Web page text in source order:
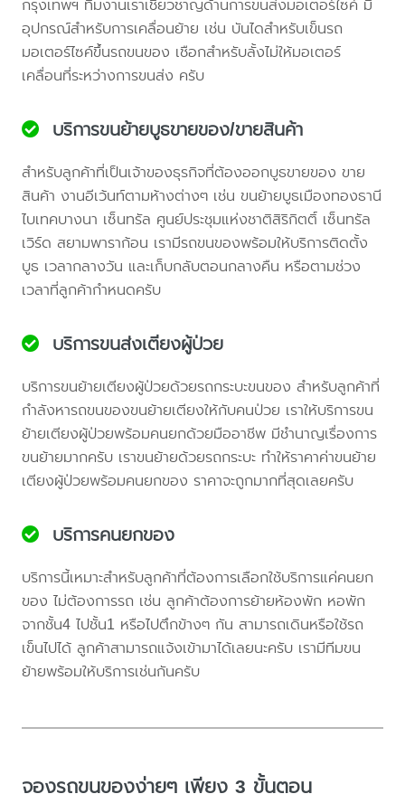
กรุงเทพฯ ทีมงานเราเชี่ยวชาญด้านการขนส่งมอเตอร์ไซค์ มี
อุปกรณ์สำหรับการเคลื่อนย้าย เช่น บันไดสำหรับเข็นรถ
มอเตอร์ไซค์ขึ้นรถขนของ เชือกสำหรับลั้งไม่ให้มอเตอร์
เคลื่อนที่ระหว่างการขนส่ง ครับ
บริการขนย้ายบูธขายของ/ขายสินค้า
สำหรับลูกค้าที่เป็นเจ้าของธุรกิจที่ต้องออกบูธขายของ ขาย
สินค้า งานอีเว้นท์ตามห้างต่างๆ เช่น ขนย้ายบูธเมืองทองธานี
ไบเทคบางนา เซ็นทรัล ศูนย์ประชุมแห่งชาติสิริกิตติ์ เซ็นทรัล
เวิร์ด สยามพาราก้อน เรามีรถขนของพร้อมให้บริการติดตั้ง
บูธ เวลากลางวัน และเก็บกลับตอนกลางคืน หรือตามช่วง
เวลาที่ลูกค้ากำหนดครับ
บริการขนส่งเตียงผู้ป่วย
บริการขนย้ายเตียงผู้ป่วยด้วยรถกระบะขนของ สำหรับลูกค้าที่
กำลังหารถขนของขนย้ายเตียงให้กับคนป่วย เราให้บริการขน
ย้ายเตียงผู้ป่วยพร้อมคนยกด้วยมืออาชีพ มีชำนาญเรื่องการ
ขนย้ายมากครับ เราขนย้ายด้วยรถกระบะ ทำให้ราคาค่าขนย้าย
เตียงผู้ป่วยพร้อมคนยกของ ราคาจะถูกมากที่สุดเลยครับ
บริการคนยกของ
บริการนี้เหมาะสำหรับลูกค้าที่ต้องการเลือกใช้บริการแค่คนยก
ของ ไม่ต้องการรถ เช่น ลูกค้าต้องการย้ายห้องพัก หอพัก
จากชั้น4 ไปชั้น1 หรือไปตึกข้างๆ กัน สามารถเดินหรือใช้รถ
เข็นไปได้ ลูกค้าสามารถแจ้งเข้ามาได้เลยนะครับ เรามีทีมขน
ย้ายพร้อมให้บริการเช่นกันครับ
จองรถขนของง่ายๆ เพียง 3 ขั้นตอน